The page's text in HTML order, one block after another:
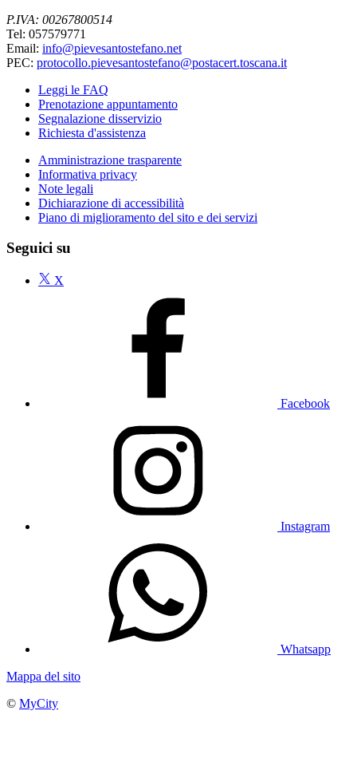
P.IVA: 00267800514
Tel: 057579771
Email: info@pievesantostefano.net
PEC: protocollo.pievesantostefano@postacert.toscana.it
Leggi le FAQ
Prenotazione appuntamento
Segnalazione disservizio
Richiesta d'assistenza
Amministrazione trasparente
Informativa privacy
Note legali
Dichiarazione di accessibilità
Piano di miglioramento del sito e dei servizi
Seguici su
X
Facebook
Instagram
Whatsapp
Mappa del sito
© MyCity